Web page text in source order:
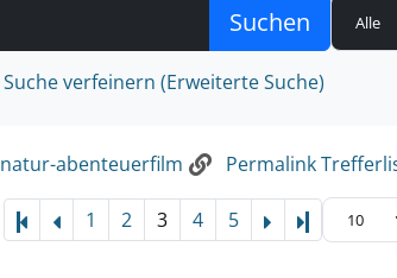
Suche verfeinern (Erweiterte Suche)
natur-abenteuerfilm Permalink
1 2 3 4 5 Letzte